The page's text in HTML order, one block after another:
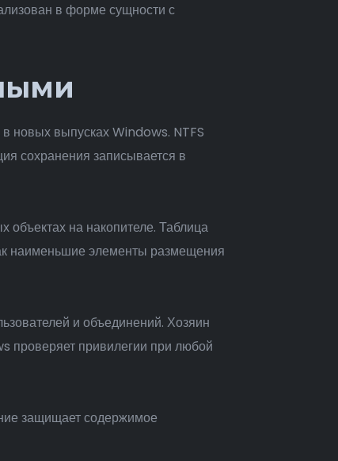
в форме сущности с
новых выпусках Windows. NTFS
сохранения записывается в
на накопителе. Таблица
наименьшие элементы размещения
и объединений. Хозяин
проверяет привилегии при любой
защищает содержимое